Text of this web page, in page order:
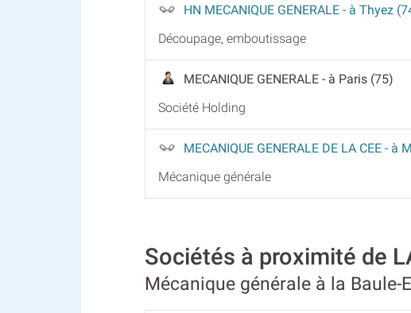
HN MECANIQUE GENERALE - à Thyez
Découpage, emboutissage
MECANIQUE GENERALE - à Paris (75)
Société Holding
MECANIQUE GENERALE DE LA CEE - à
Mécanique générale
Sociétés à proximité de
Mécanique générale à la Baule-